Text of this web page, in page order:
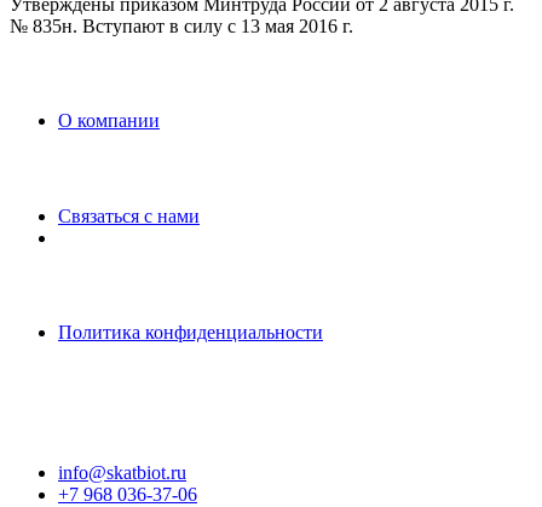
№ 835н. Вступают в силу с 13 мая 2016 г.
O компании
Связаться с нами
Политика конфиденциальности
info@skatbiot.ru
+7 968 036-37-06